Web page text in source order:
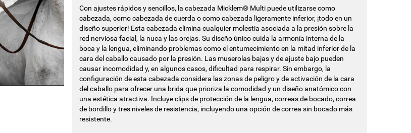
Con ajustes rápidos y sencillos, la cabezada Micklem® Multi puede utilizarse como
cabezada, como cabezada de cuerda o como cabezada ligeramente inferior, ¡todo en un
diseño superior! Esta cabezada elimina cualquier molestia asociada a la presión sobre la
red nerviosa facial, la nuca y las orejas. Su diseño único cuida la armonía interna de la
boca y la lengua, eliminando problemas como el entumecimiento en la mitad inferior de la
cara del caballo causado por la presión. Las muserolas bajas y de ajuste bajo pueden
causar incomodidad y, en algunos casos, dificultad para respirar. Sin embargo, la
configuración de esta cabezada considera las zonas de peligro y de activación de la cara
del caballo para ofrecer una brida que prioriza la comodidad y un diseño anatómico con
una estética atractiva. Incluye clips de protección de la lengua, correas de bocado, correa
de bordillo y tres niveles de resistencia, incluyendo una opción de correa sin bocado más
resistente.